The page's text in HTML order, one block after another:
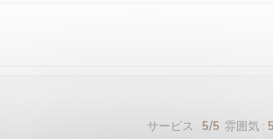
サービス : 5/5 雰囲気 : 5